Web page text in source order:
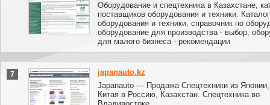
Оборудование и спецтехника в Казахстане,
поставщиков оборудования и техники. Каталог
оборудования и техники, справочник по
оборудование для производства - выбор,
для малого бизнеса - рекомендации
7
japanauto.kz
Japanauto — Продажа Cпецтехники из
Китая в Россию, Казахстан. Спецтехника во